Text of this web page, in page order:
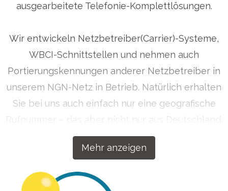
Mehr anzeigen
ausgearbeitete Telefonie-Komplettlösungen.
Wir entwickeln Netzbetreiber(Carrier)-Systeme,
WBCI-Schnittstellen und nehmen auch
Portierungskennungen anderer Netzbetreiber in
unserem NGN-Netz in Betrieb. Natürlich erhalten
Sie bei uns auch einfach nur eine geografische
Rufnummer – das aber nicht nur aus Deutschland,
sondern auf Wunsch auch aus über 50 Ländern
weltweit. Getreu dem Motto „Wenn wir etwas
unsere Kommunikationslösungen für Ihren Erfolg